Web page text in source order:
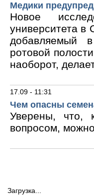
Медики
Новое
университета в
добавляемый
ротовой
наоборот,
17.09 - 11:31
Чем опасны
Уверены, что,
вопросом,
Загрузка...